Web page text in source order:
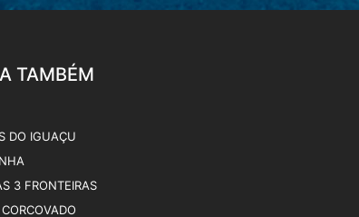
TAMBÉM
DO IGUAÇU
3 FRONTEIRAS